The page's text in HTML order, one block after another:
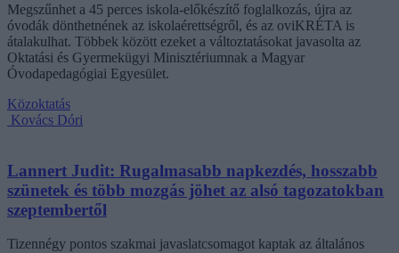
Megszűnhet a 45 perces iskola-előkészítő foglalkozás, újra az
óvodák dönthetnének az iskolaérettségről, és az oviKRÉTA is
átalakulhat. Többek között ezeket a változtatásokat javasolta az
Oktatási és Gyermekügyi Minisztériumnak a Magyar
Óvodapedagógiai Egyesület.
Közoktatás
Kovács Dóri
Lannert Judit: Rugalmasabb napkezdés, hosszabb
szünetek és több mozgás jöhet az alsó tagozatokban
szeptembertől
Tizennégy pontos szakmai javaslatcsomagot kaptak az általános